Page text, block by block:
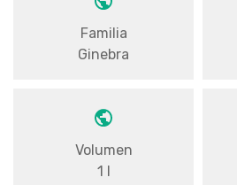
Familia
Ginebra
Volumen
1 l